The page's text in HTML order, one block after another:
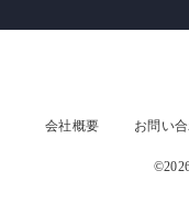
会社概要 お問い